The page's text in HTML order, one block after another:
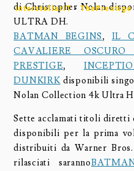
interstellarIT-ThePrestige
di Christopher Nolan
ULTRA DH.
BATMAN BEGINS, IL
CAVALIERE
PRESTIGE,
DUNKIRKdisponibili
Nolan Collection 4k Ultra
Sette acclamati titoli diretti
disponibili per la prima
distribuiti da Warner
rilasciati saranno